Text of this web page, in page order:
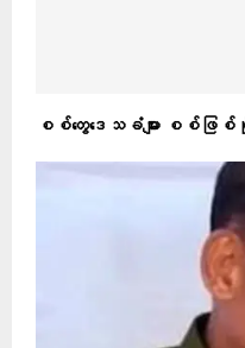
စစ်တွေဒေသခံများ စစ်ဖြ